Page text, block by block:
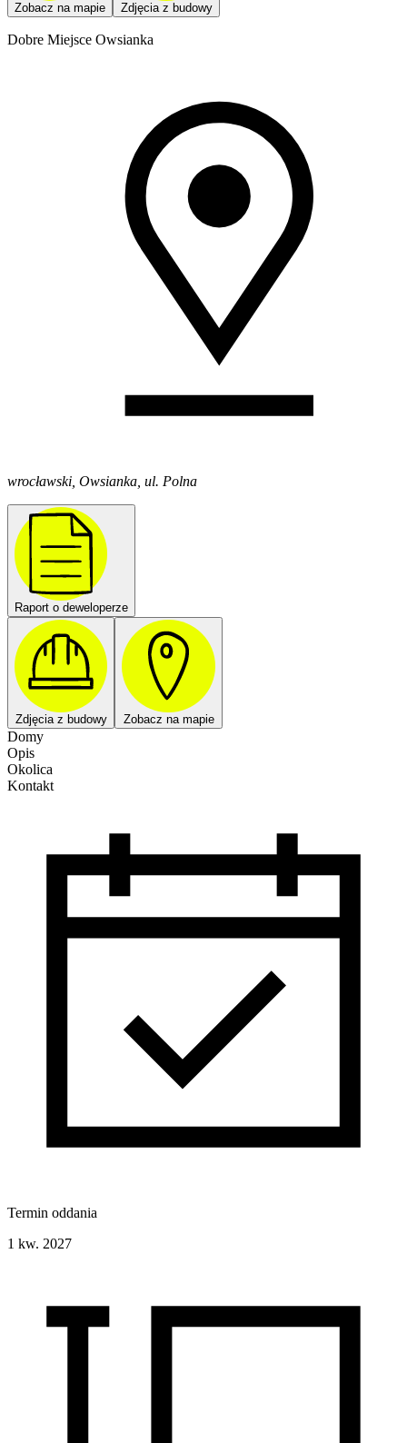
Zobacz na mapie Zdjęcia z budowy
Dobre Miejsce Owsianka
wrocławski, Owsianka, ul. Polna
Raport o deweloperze
Zdjęcia z budowy Zobacz na mapie
Domy
Opis
Okolica
Kontakt
Termin oddania
1 kw. 2027